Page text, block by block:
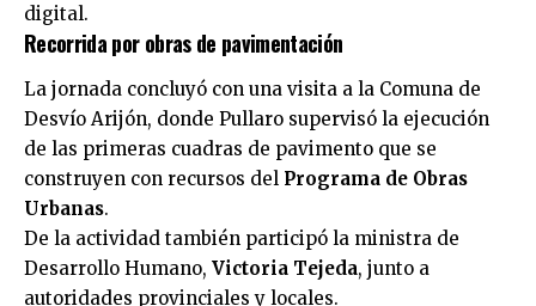
digital.
Recorrida por obras de pavimentación
La jornada concluyó con una visita a la Comuna de
Desvío Arijón, donde Pullaro supervisó la ejecución
de las primeras cuadras de pavimento que se
construyen con recursos del Programa de Obras
Urbanas.
De la actividad también participó la ministra de
Desarrollo Humano, Victoria Tejeda, junto a
autoridades provinciales y locales.